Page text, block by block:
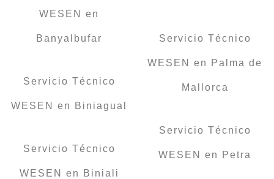
WESEN en
Banyalbufar
Servicio Técnico
WESEN en Biniagual
Servicio Técnico
WESEN en Biniali
Servicio Técnico
WESEN en Palma de
Mallorca
Servicio Técnico
WESEN en Petra